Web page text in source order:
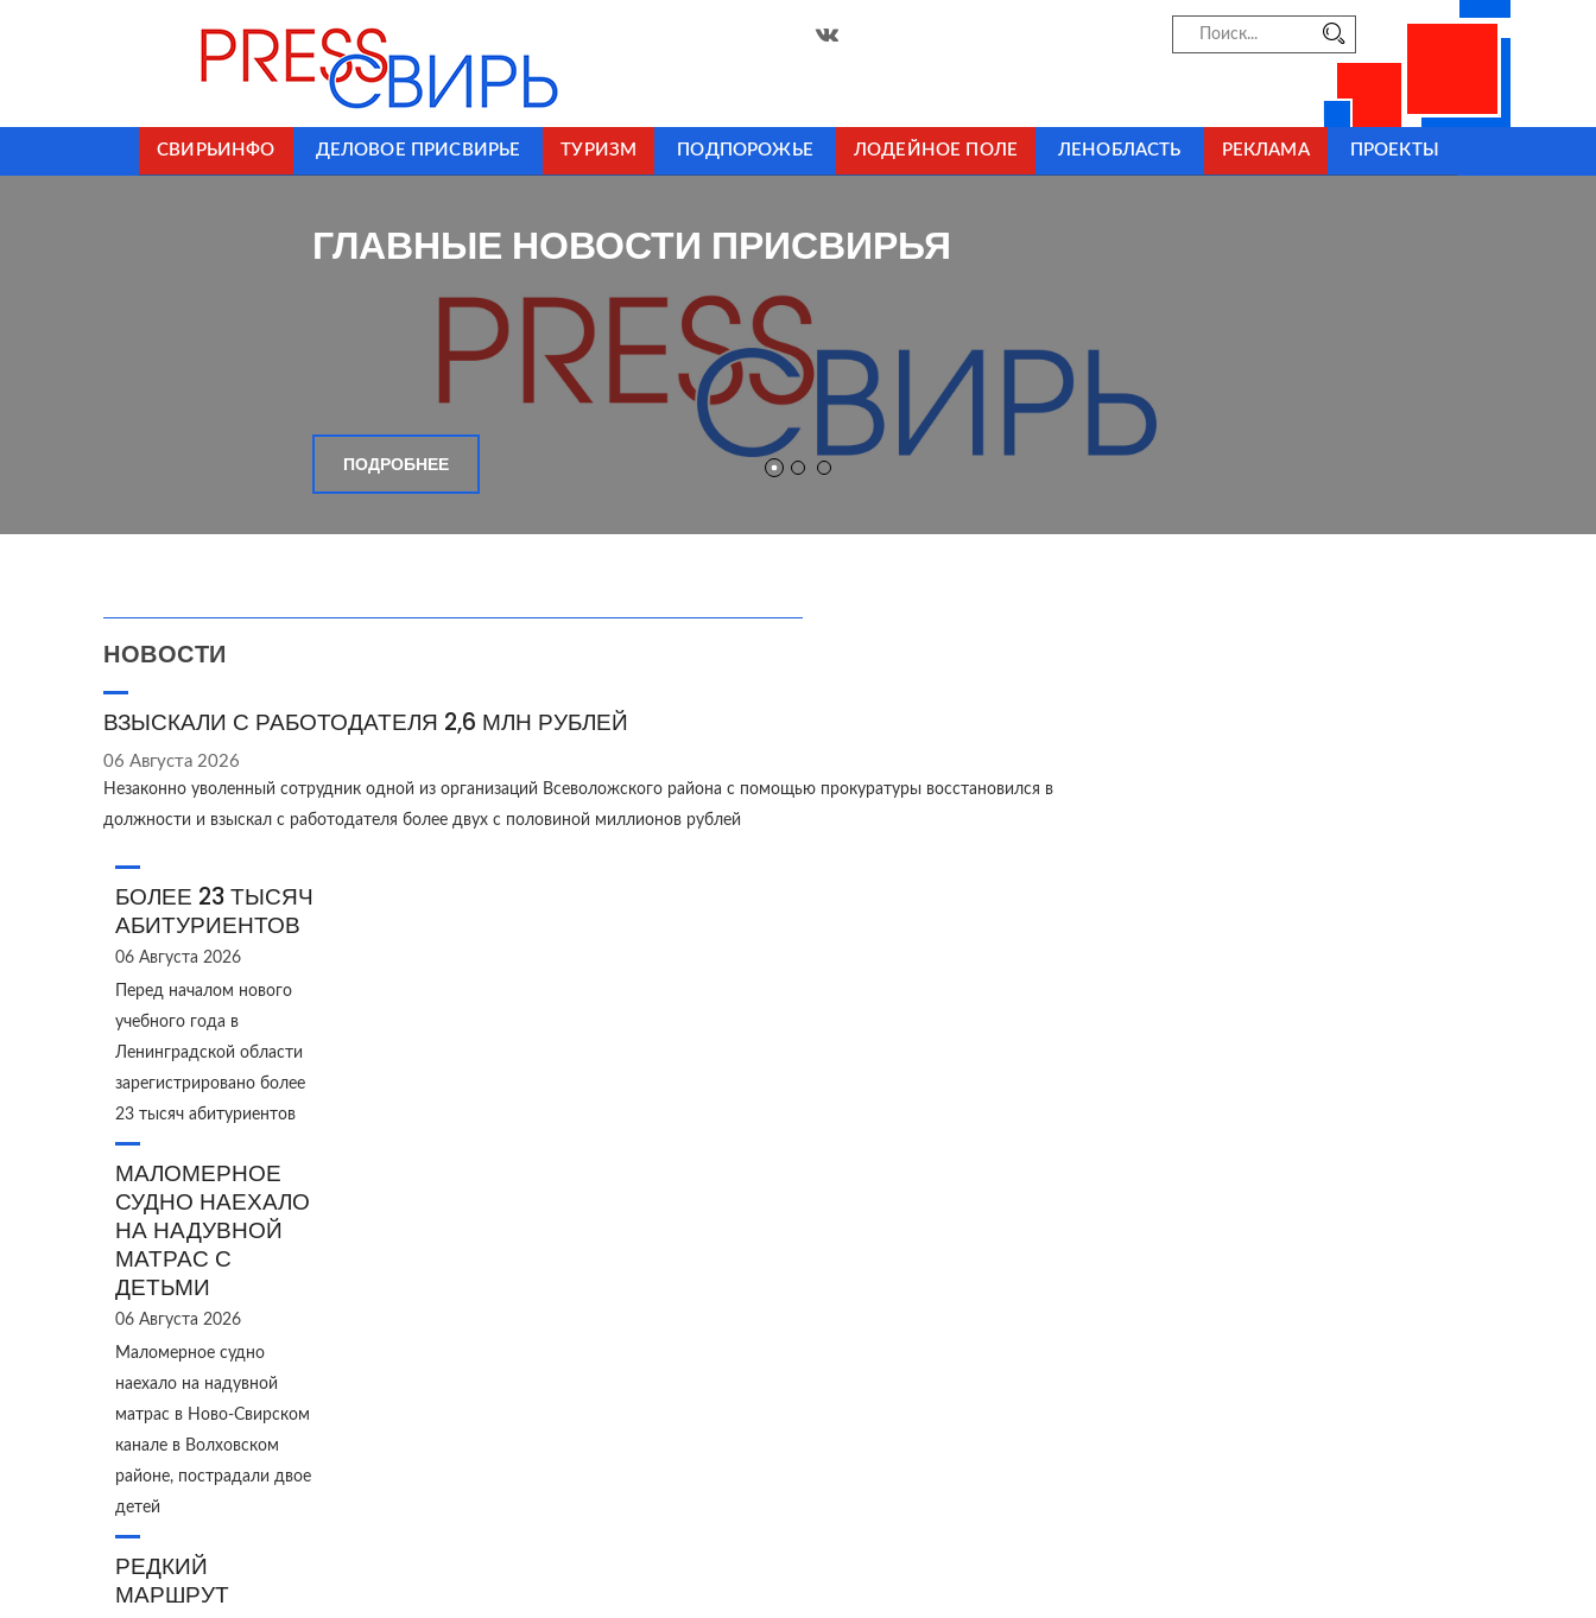
СВИРЬИНФО ДЕЛОВОЕ ПРИСВИРЬЕ ТУРИЗМ ПОДПОРОЖЬЕ ЛОДЕЙНОЕ ПОЛЕ ЛЕНОБЛАСТЬ РЕКЛАМА ПРОЕКТЫ
ГЛАВНЫЕ НОВОСТИ ПРИСВИРЬЯ
ПОДРОБНЕЕ
НОВОСТИ
ВЗЫСКАЛИ С РАБОТОДАТЕЛЯ 2,6 МЛН РУБЛЕЙ
06 Августа 2026
Незаконно уволенный сотрудник одной из организаций Всеволожского района с помощью прокуратуры восстановился в
должности и взыскал с работодателя более двух с половиной миллионов рублей
БОЛЕЕ 23 ТЫСЯЧ
АБИТУРИЕНТОВ
06 Августа 2026
Перед началом нового
учебного года в
Ленинградской области
зарегистрировано более
23 тысяч абитуриентов
МАЛОМЕРНОЕ
СУДНО НАЕХАЛО
НА НАДУВНОЙ
МАТРАС С
ДЕТЬМИ
06 Августа 2026
Маломерное судно
наехало на надувной
матрас в Ново‑Свирском
канале в Волховском
районе, пострадали двое
детей
РЕДКИЙ
МАРШРУТ